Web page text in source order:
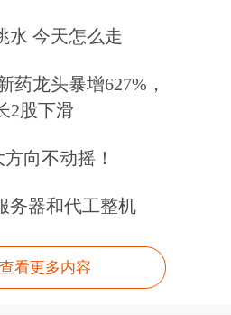
件、汽车轻量化及
及部件。2022年至
持续下滑。2025年前
归母净利润2794万
。此次拟收购机器
瞩目。
水 今天怎么走
药龙头暴增627%，
2股下滑
向不动摇！
务器和代工整机
看更多内容